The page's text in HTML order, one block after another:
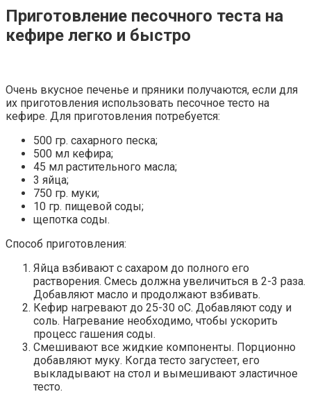
Приготовление песочного теста на
кефире легко и быстро
Очень вкусное печенье и пряники получаются, если для
их приготовления использовать песочное тесто на
кефире. Для приготовления потребуется:
500 гр. сахарного песка;
500 мл кефира;
45 мл растительного масла;
3 яйца;
750 гр. муки;
10 гр. пищевой соды;
щепотка соды.
Способ приготовления:
Яйца взбивают с сахаром до полного его
растворения. Смесь должна увеличиться в 2-3 раза.
Добавляют масло и продолжают взбивать.
Кефир нагревают до 25-30 оС. Добавляют соду и
соль. Нагревание необходимо, чтобы ускорить
процесс гашения соды.
Смешивают все жидкие компоненты. Порционно
добавляют муку. Когда тесто загустеет, его
выкладывают на стол и вымешивают эластичное
тесто.